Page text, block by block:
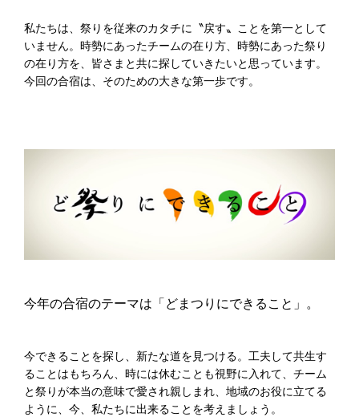
私たちは、祭りを従来のカタチに〝戻す〟ことを第一として
いません。時勢にあったチームの在り方、時勢にあった祭り
の在り方を、皆さまと共に探していきたいと思っています。
今回の合宿は、そのための大きな第一歩です。
今年の合宿のテーマは「どまつりにできること」。
今できることを探し、新たな道を見つける。工夫して共生す
ることはもちろん、時には休むことも視野に入れて、チーム
と祭りが本当の意味で愛され親しまれ、地域のお役に立てる
ように、今、私たちに出来ることを考えましょう。